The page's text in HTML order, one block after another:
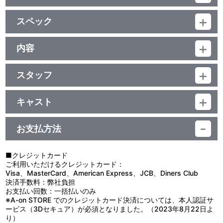
初回封入特典
■エンドカード（3種）
■SPECIAL CD feat.黄瀬涼太
⇒・オーディオドラマ黄瀬編
・ボーナストラック１（出演キャストコメント）
・ボーナストラック２（「セイシュンTIP-OFF!!～MVP黄瀬
ver.」歌：黄瀬涼太）
初回封入特典
逃げる黒子＆火神。追いかける黄瀬＆笠松。デパートで繰り広げ
られる謎の追いかけっこの真相は？
特典
ライナーノート
映像特典
スペック
品番：BCBA-4390
ジャンル：TVアニメ
(本編72分＋映像特典4分)／ﾄﾞﾙﾋﾞｰﾃﾞｼﾞﾀﾙ(ｽﾃﾚｵ)／片面2層／16:9(ｽｸ
ｲｰｽﾞ)／ﾋﾞｽﾀｻｲｽﾞ／カラー／確76分／9巻
内容
制作年度：2012年
【3話収録】
■第3Q「勝てねェぐらいがちょうどいい」
誠凛と海常の練習試合がはじまった。レギュラー陣の軽い調整と
豪語し、エース黄瀬を温存する海常に対して誠凛の怒りが爆発、火
神がダンクシュートによりゴールを破壊する。一度見たプレーを完
璧にコピーできる、天才・黄瀬は、投入直後に火神のダンクシュー
トをコピー、さらにお返しのダンクを決める火神、と試合は序盤か
ムアウトの際、黒子と黄瀬は互いのチームメイトに対して、それぞ
れの弱点を指摘するのだが・・・。
■第4Q「逆襲よろしく！」
第２クォーターに入り、徐々に点差を縮める誠凛。黒子と火神の
新たな連携により、チームの攻撃パターンの幅が増大、また天才・
黄瀬の高い身体能力をもってしても、極限まで影の薄い黒子のプレ
イスタイルだけはコピーできないのだ。アクシデントにより一旦コ
ートを退いた黒子だが、キャプテン・日向ら２年生メンバーも奮
スタッフ
第3Q 脚本：入江信吾／演出：松澤建一／絵コンテ：寺岡 巌／作
画監督：高橋成之
第4Q 脚本：根元歳三／演出・絵コンテ：亀井幹太／作画監督：
小谷杏子、西畑あゆみ
第5Q 脚本：高木 登／演出：小村方宏治／絵コンテ：多田俊介、
小村方宏治／作画監督：森田 史
原作：藤巻忠俊（集英社「週刊少年ジャンプ」連載中）／監督：多
田俊介／シリーズ構成：高木 登／キャラクターデザイン・総作画監
督：菊地洋子／美術監督：三田慎也／色彩設計：佐藤真由美／撮影
監督：荒井栄児／３ＤＣＧ監督：磯部兼士／編集：植松淳一／音響
監督：三間雅文／音楽：中西亮輔、R･O･N／アニメーション制作：
プロダクション I.G／製作：黒子のバスケ製作委員会 他
キャスト
黒子テツヤ：小野賢章／火神大我：小野友樹／黄瀬涼太：木村良平
／緑間真太郎：小野大輔／相田リコ：斎藤千和／日向順平：細谷佳
正／伊月 俊：野島裕史／小金井慎二：江口拓也／笠松幸男：保志総
お支払方法
■クレジットカード
ご利用いただけるクレジットカード：
Visa、MasterCard、American Express、JCB、Diners Club
決済手数料：弊社負担
お支払い回数：一括払いのみ
※A-on STORE でのクレジットカード決済については、本人認証サ
ービス（3Dセキュア）が必須となりました。（2023年8月22日よ
り）